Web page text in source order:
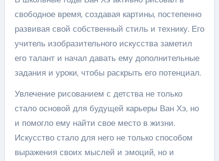
свободное время, создавая картины, постепенно
развивая свой собственный стиль и технику. Его
учитель изобразительного искусства заметил
его талант и начал давать ему дополнительные
задания и уроки, чтобы раскрыть его потенциал.
Увлечение рисованием с детства не только
стало основой для будущей карьеры Ван Хэ, но
и помогло ему найти свое место в жизни.
Искусство стало для него не только способом
выражения своих мыслей и эмоций, но и